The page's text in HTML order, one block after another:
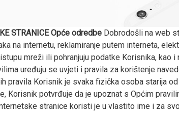
STRANICE Opće odredbe Dobrodošli na web
na internetu, reklamiranje putem interneta,
mreži ili pohranjuju podatke Korisnika, kao
uređuju se uvjeti i pravila za korištenje
pravila Korisnik je svaka fizička osoba starija
Korisnik potvrđuje da je upoznat s Općim
stranice koristi je u vlastito ime i za